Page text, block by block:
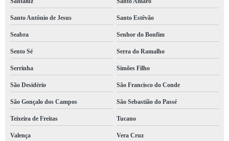
Santo Antônio de Jesus Santo Estêvão
Seabra Senhor do Bonfim
Sento Sé Serra do Ramalho
Serrinha Simões Filho
São Desidério São Francisco do Conde
São Gonçalo dos Campos São Sebastião do Passé
Teixeira de Freitas Tucano
Valença Vera Cruz